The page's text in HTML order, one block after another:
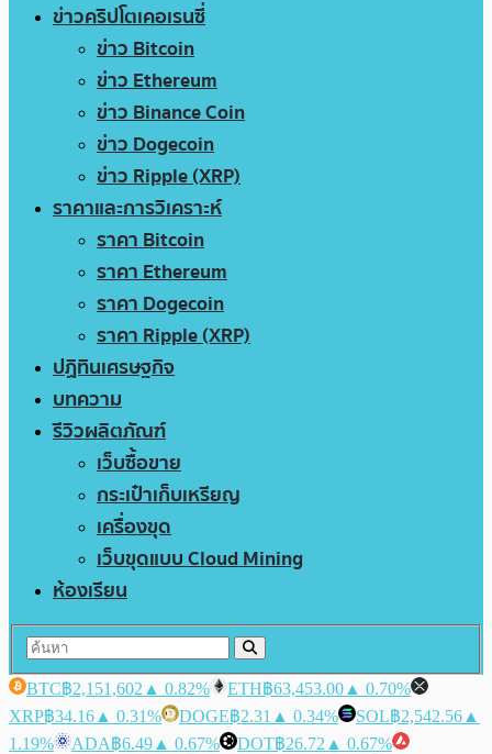
ข่าวคริปโตเคอเรนซี่
ข่าว Bitcoin
ข่าว Ethereum
ข่าว Binance Coin
ข่าว Dogecoin
ข่าว Ripple (XRP)
ราคาและการวิเคราะห์
ราคา Bitcoin
ราคา Ethereum
ราคา Dogecoin
ราคา Ripple (XRP)
ปฏิทินเศรษฐกิจ
บทความ
รีวิวผลิตภัณฑ์
เว็บซื้อขาย
กระเป๋าเก็บเหรียญ
เครื่องขุด
เว็บขุดแบบ Cloud Mining
ห้องเรียน
BTC฿2,151,602 ▲ 0.82% ETH฿63,453.00 ▲ 0.70%
XRP฿34.16 ▲ 0.31% DOGE฿2.31 ▲ 0.34% SOL฿2,542.56 ▲
1.19%
ADA฿6.49 ▲ 0.67% DOT฿26.72 ▲ 0.67%